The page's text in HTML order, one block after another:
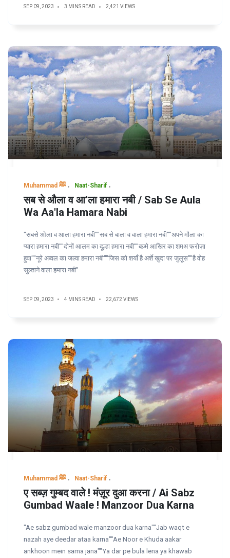
SEP 09, 2023 3 MINS READ 2,421 VIEWS
Muhammad ﷺ Naat-Sharif
सब से औला व आ’ला हमारा नबी / Sab Se Aula
Wa Aa'la Hamara Nabi
"सबसे ओला व आला हमारा नबी""सब से बाला व वाला हमारा नबी""अपने मौला का
प्यारा हमारा नबी""दोनों आलम का दूल्हा हमारा नबी""बज़्मे आखिर का शमअ फरोज़ा
हुवा""नूरे अव्वल का जल्वा हमारा नबी""जिस को शयाँ है अर्शे खुदा पर जुलूस""है वोह
सुल्ताने वाला हमारा नबी"
SEP 09, 2023 4 MINS READ 22,672 VIEWS
Muhammad ﷺ Naat-Sharif
ए सब्ज़ गुम्बद वाले ! मंज़ूर दुआ करना / Ai Sabz
Gumbad Waale ! Manzoor Dua Karna
"Ae sabz gumbad wale manzoor dua karna""Jab waqt e
nazah aye deedar ataa karna""Ae Noor e Khuda aakar
ankhoon mein sama jana""Ya dar pe bula lena ya khawab